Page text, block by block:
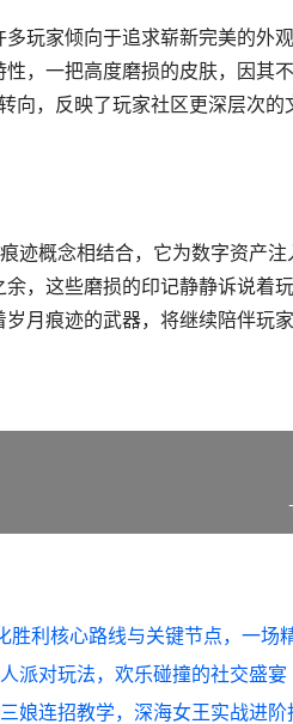
玩家倾向于追求崭新完美的外
，一把高度磨损的皮肤，因其
向，反映了玩家社区更深层次的
迹概念相结合，它为数字资产注
，这些磨损的印记静静诉说着
月痕迹的武器，将继续陪伴玩
派对玩法，欢乐碰撞的社交盛宴